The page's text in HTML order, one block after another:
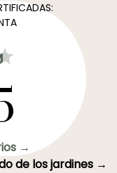
→
de los jardines →